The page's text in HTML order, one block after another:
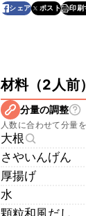
シェア ポスト 印刷
材料（2人前）
分量の調整
人数に合わせて分量
大根
さやいんげん
厚揚げ
水
顆粒和風だし